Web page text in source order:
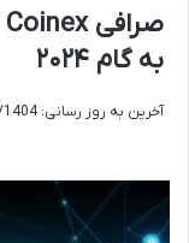
به گام ۲۰۲۴
آخرین به روز رسانی: 25/05/1404